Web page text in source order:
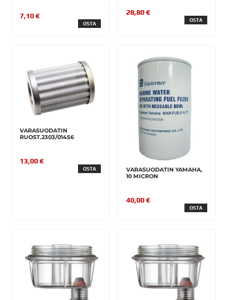
7,10 €
OSTA
28,80 €
OSTA
VARASUODATIN
RUOST.2303/01456
13,00 €
OSTA
VARASUODATIN YAMAHA,
10 MICRON
40,00 €
OSTA